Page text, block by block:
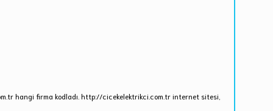
hangi firma kodladı. http://cicekelektrikci.com.tr internet sitesi,